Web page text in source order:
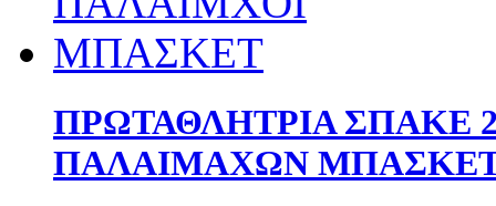
ΠΡΩΤΑΘΛΗΤΡΙΑ ΣΠΑΚΕ
ΠΑΛΑΙΜΑΧΩΝ